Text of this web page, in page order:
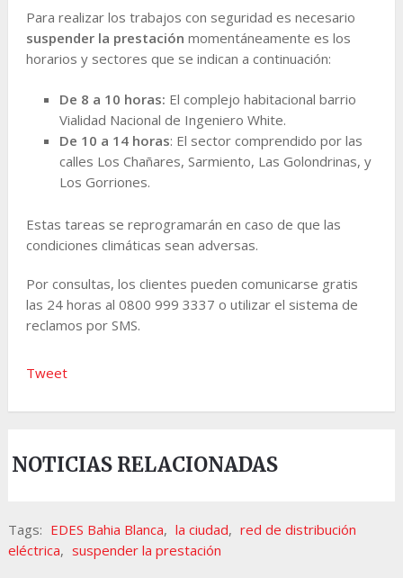
Para realizar los trabajos con seguridad es necesario
suspender la prestación momentáneamente es los
horarios y sectores que se indican a continuación:
De 8 a 10 horas: El complejo habitacional barrio
Vialidad Nacional de Ingeniero White.
De 10 a 14 horas: El sector comprendido por las
calles Los Chañares, Sarmiento, Las Golondrinas, y
Los Gorriones.
Estas tareas se reprogramarán en caso de que las
condiciones climáticas sean adversas.
Por consultas, los clientes pueden comunicarse gratis
las 24 horas al 0800 999 3337 o utilizar el sistema de
reclamos por SMS.
Tweet
NOTICIAS RELACIONADAS
Tags: EDES Bahia Blanca, la ciudad, red de distribución
eléctrica, suspender la prestación